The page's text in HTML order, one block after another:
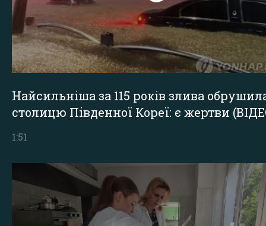
Найсильніша за 115 років злива
столицю Південної Кореї: є жертви
1:51